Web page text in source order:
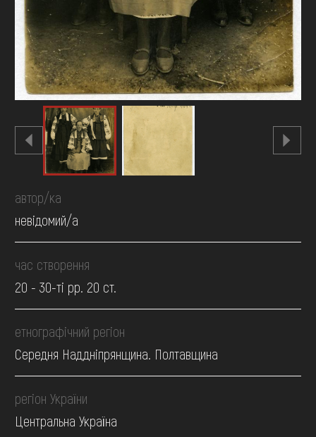
автор/ка
невідомий/а
час створення
20 - 30-ті рр. 20 ст.
етнографічний регіон
Середня Наддніпрянщина. Полтавщина
регіон України
Центральна Україна